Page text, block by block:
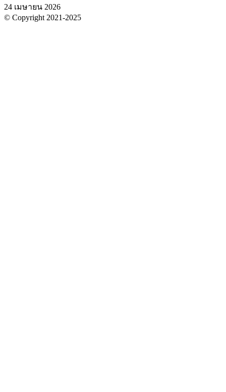
24 เมษายน 2026
© Copyright 2021-2025